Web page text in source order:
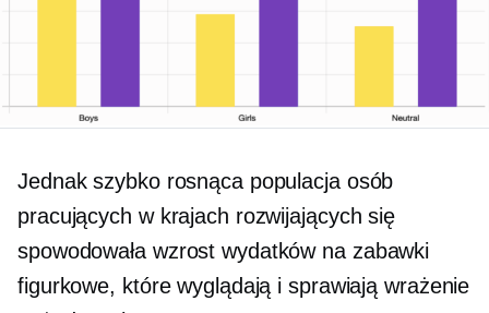
Jednak szybko rosnąca populacja osób
pracujących w krajach rozwijających się
spowodowała wzrost wydatków na zabawki
figurkowe, które wyglądają i sprawiają wrażenie